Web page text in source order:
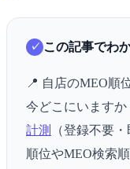
この記事でわ
📍 自店のMEO順
今どこにいますか
計測
（登録不要
順位やMEO検索